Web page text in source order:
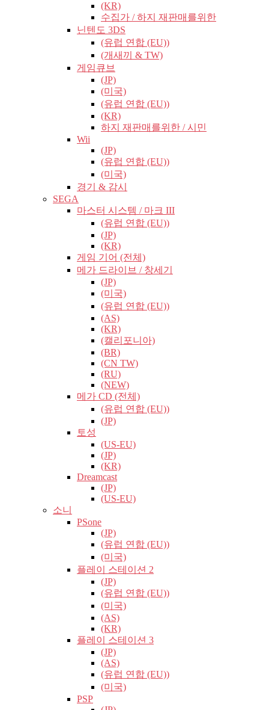
(KR)
수집가 / 하지 재판매를위한
닌텐도 3DS
(유럽​​ 연합 (EU))
(개새끼 & TW)
게임큐브
(JP)
(미국)
(유럽​​ 연합 (EU))
(KR)
하지 재판매를위한 / 시민
Wii
(JP)
(유럽​​ 연합 (EU))
(미국)
경기 & 감시
SEGA
마스터 시스템 / 마크 III
(유럽​​ 연합 (EU))
(JP)
(KR)
게임 기어 (전체)
메가 드라이브 / 창세기
(JP)
(미국)
(유럽​​ 연합 (EU))
(AS)
(KR)
(캘리포니아)
(BR)
(CN TW)
(RU)
(NEW)
메가 CD (전체)
(유럽​​ 연합 (EU))
(JP)
토성
(US-EU)
(JP)
(KR)
Dreamcast
(JP)
(US-EU)
소니
PSone
(JP)
(유럽​​ 연합 (EU))
(미국)
플레이 스테이션 2
(JP)
(유럽​​ 연합 (EU))
(미국)
(AS)
(KR)
플레이 스테이션 3
(JP)
(AS)
(유럽​​ 연합 (EU))
(미국)
PSP